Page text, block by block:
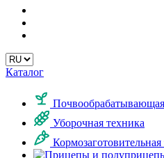
Каталог
Уборочная техника
Кормозаготовительная